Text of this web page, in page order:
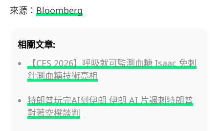
來源： Bloomberg
相關文章:
【CES 2026】呼吸就可監測血糖 Isaac 免刺
針測血糖技術亮相
特朗普玩完AI到伊朗 伊朗 AI 片諷刺特朗普
對著空櫈談判